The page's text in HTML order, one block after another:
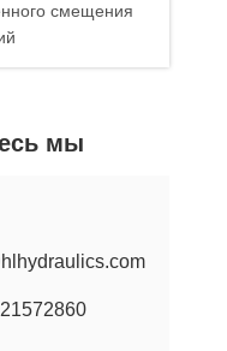
смещения
мы